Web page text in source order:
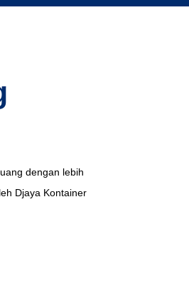
dengan lebih
Djaya Kontainer